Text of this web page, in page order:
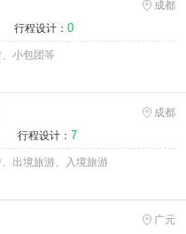
成都
行程设计： 0
小包团等
成都
行程设计： 7
出境旅游、入境旅游
广元